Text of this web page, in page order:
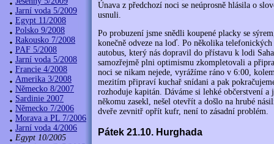
Jarní voda 5/2009
Egypt 11/2008
Polsko 9/2008
Rakousko 7/2008
PAF 5/2008
Jarní voda 5/2008
Francie 4/2008
Amerika 3/2008
Německo 8/2007
Sardinie 2007
Německo 7/2006
Morava a PL 7/2006
Jarní voda 4/2006
Egypt 10/2005
Únava z předchozí noci se neúprosně hlásila o
usnuli.
Po probuzení jsme snědli koupené placky se
konečně odveze na loď. Po několika
autobus, který nás dopravil do přístavu k lodi
samozřejmě plni optimismu zkompletovali a
noci se nikam nejede, vyrážíme ráno v 6:00,
mezitím připraví kuchař snídani a pak
rozhoduje kapitán. Dáváme si lehké občerstvení
někomu zasekl, nešel otevřít a došlo na hrubé
dveře zevnitř opřít kufr, není to zásadní problém.
Pátek 21.10. Hurghada